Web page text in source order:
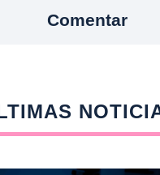
Comentar